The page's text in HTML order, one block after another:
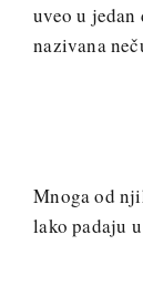
uveo u
nazivana
Mnoga od
lako padaju